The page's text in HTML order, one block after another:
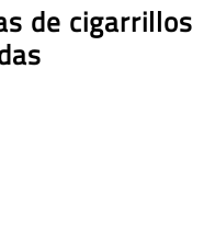
de cigarrillos